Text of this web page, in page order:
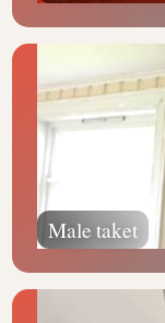
Male taket